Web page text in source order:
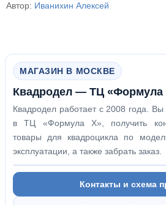
Автор: Иванихин Алексей
МАГАЗИН В МОСКВЕ
Квадродел — ТЦ «Формула
Квадродел работает с 2008 года.
в ТЦ «Формула Х», получить
товары для квадроцикла по
эксплуатации, а также забрать заказ.
Контакты и схема